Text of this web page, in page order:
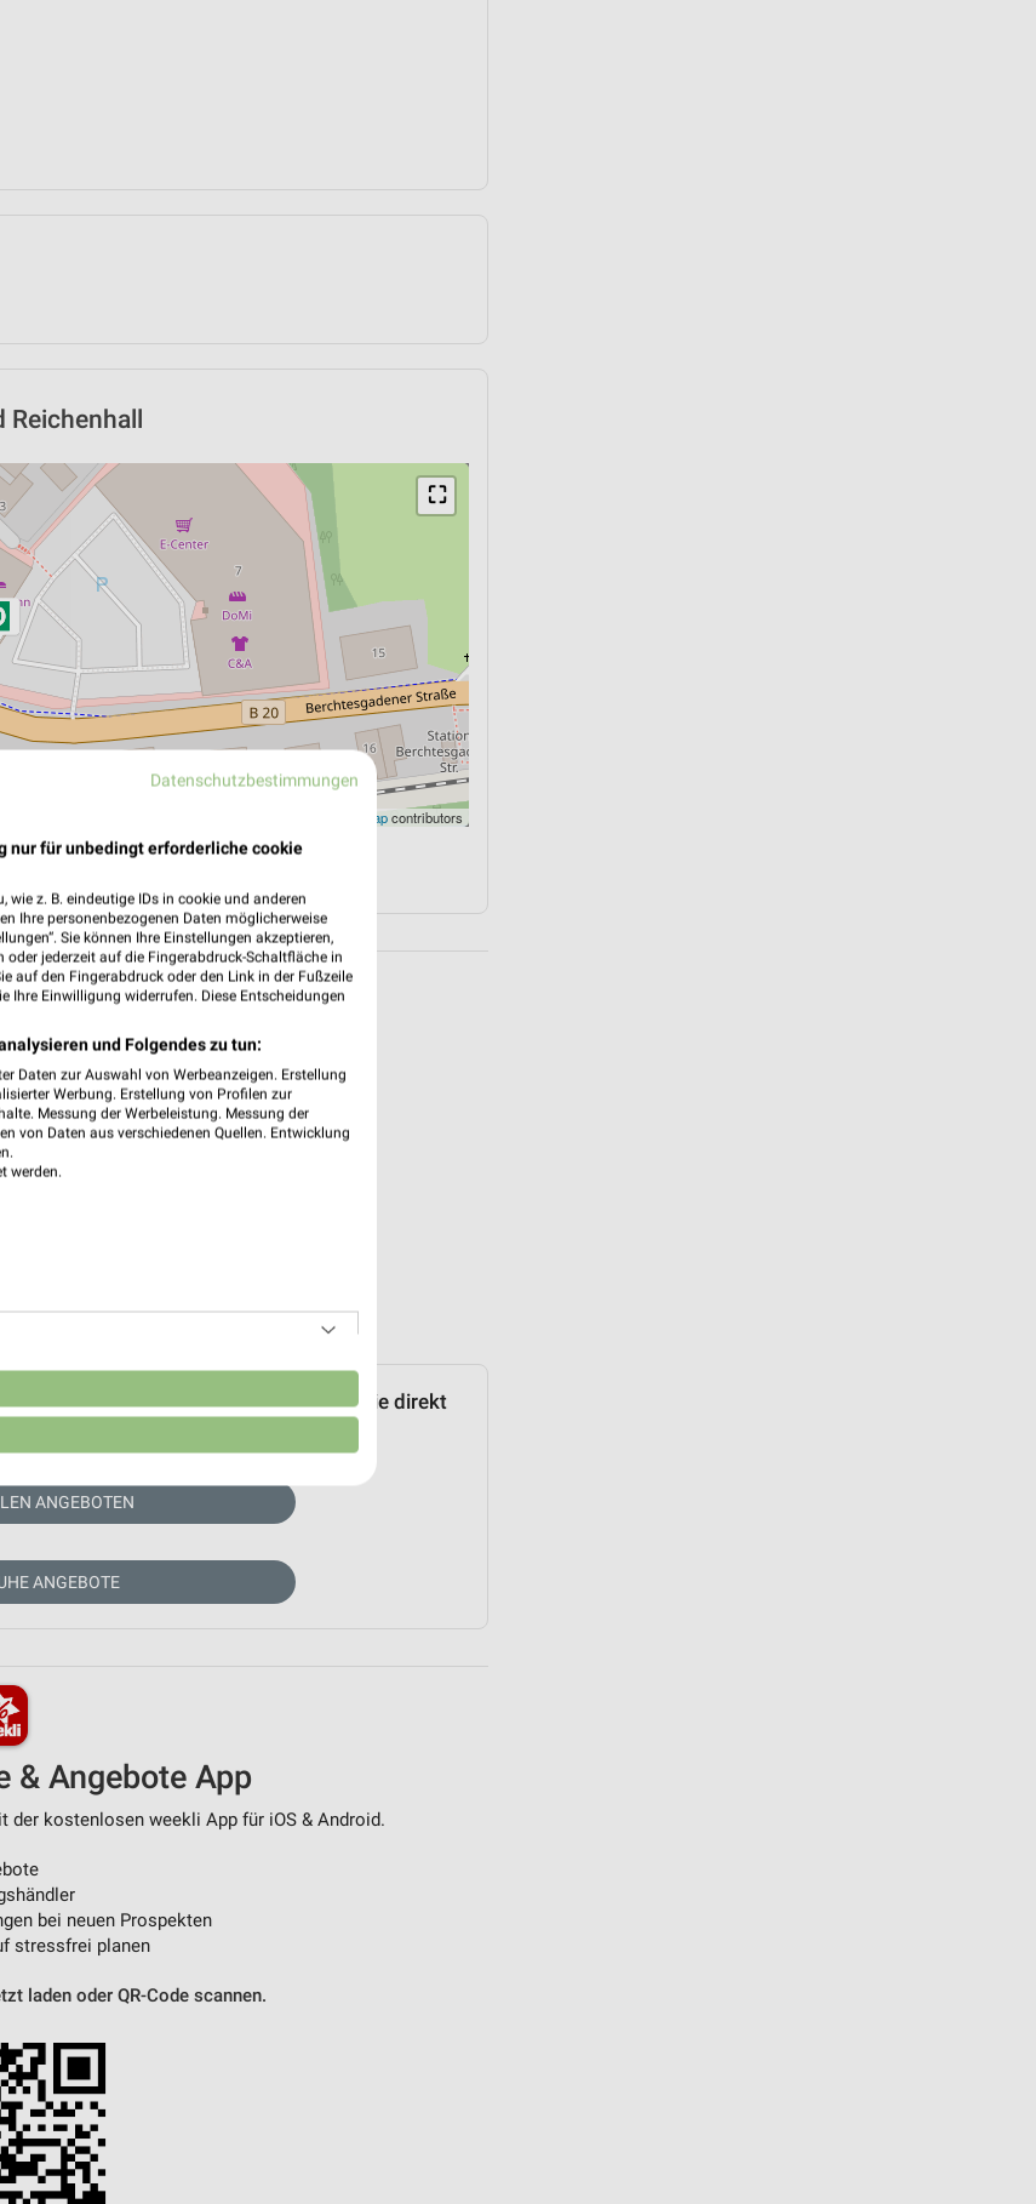
Reichenhall
⛶
OpenStreetMapcontributors
Über den folgenden Link kommen Sie direkt
ANGEBOTEN
ANGEBOTE
& Angebote App
kostenlosen weekli App für iOS & Android.
bei neuen Prospekten
stressfrei planen
laden oder QR-Code scannen.
Datenschutzbestimmungen
nur für unbedingt erforderliche cookie
z. B. eindeutige IDs in cookie und anderen
Ihre personenbezogenen Daten möglicherweise
Sie können Ihre Einstellungen akzeptieren,
oder jederzeit auf die Fingerabdruck-Schaltfläche in
auf den Fingerabdruck oder den Link in der Fußzeile
Ihre Einwilligung widerrufen. Diese Entscheidungen
und Folgendes zu tun:
Daten zur Auswahl von Werbeanzeigen. Erstellung
Werbung. Erstellung von Profilen zur
Messung der Werbeleistung. Messung der
von Daten aus verschiedenen Quellen. Entwicklung
werden.
aus verschiedenen